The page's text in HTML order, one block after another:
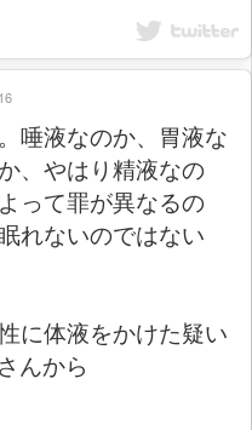
唾液なのか、胃液な
、やはり精液なの
って罪が異なるの
れないのではない
に体液をかけた疑い
んから